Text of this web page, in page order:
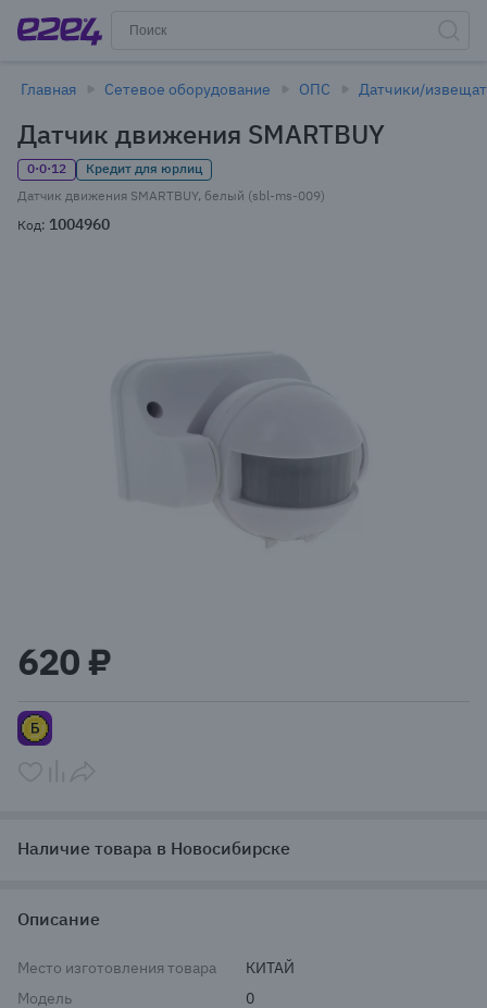
Главная Сетевое оборудование ОПС Датчики/
Датчик движения SMARTBUY
0·0·12
Кредит для юрлиц
Датчик движения SMARTBUY, белый (sbl-ms-009)
Код: 1004960
of
1
620 ₽
Наличие товара в Новосибирске
Описание
Место изготовления товара
КИТАЙ
Модель
0